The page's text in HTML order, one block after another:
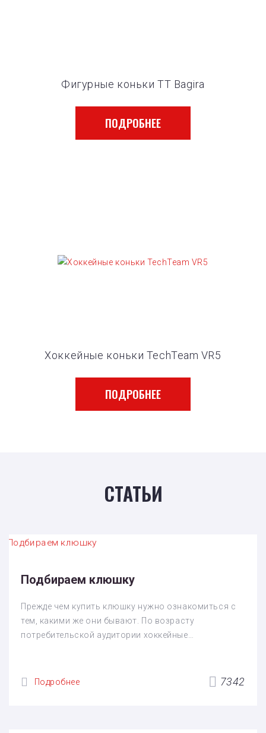
Фигурные коньки TT Bagira
ПОДРОБНЕЕ
Хоккейные коньки TechTeam VR5
ПОДРОБНЕЕ
СТАТЬИ
Подбираем клюшку
Прежде чем купить клюшку нужно ознакомиться с
тем, какими же они бывают. По возрасту
потребительской аудитории хоккейные…
Подробнее 7342